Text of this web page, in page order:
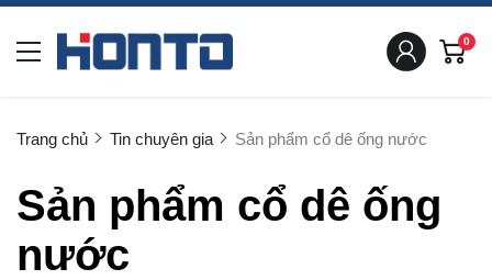
0
Trang chủ Tin chuyên gia Sản phẩm cổ dê ống nước
Sản phẩm cổ dê ống
nước